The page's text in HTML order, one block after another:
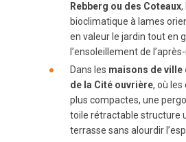
Rebberg ou des Coteaux,
bioclimatique à lames
en valeur le jardin tout en
l’ensoleillement de
Dans les maisons de ville
de la Cité ouvrière, où les
plus compactes, une
toile rétractable structure
terrasse sans alourdir